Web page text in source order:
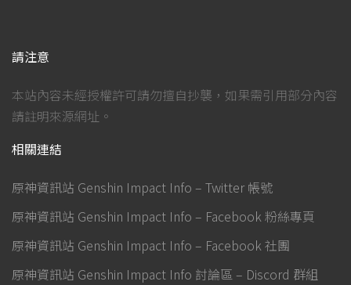
請注意
本站內容未經授權許可請勿擅自抄襲，如果需引用部分內容
請註明來源網址。
相關連結
原神資訊站 Genshin Impact Info – Twitter 帳號
原神資訊站 Genshin Impact Info – Facebook 粉絲專頁
原神資訊站 Genshin Impact Info – Facebook 社團
原神資訊站 Genshin Impact Info 討論區 – Discord 群組